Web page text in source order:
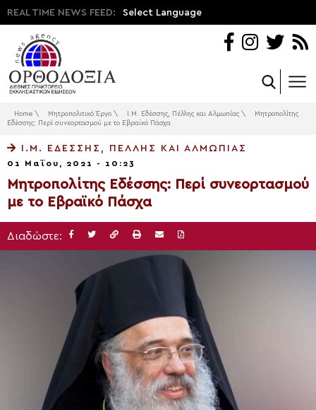
REAL TIME NEWS FEED: Select Language
Home \ Μητροπολιτικό Έργο \ Ι.Μ. Εδέσσης, Πέλλης και Αλμωπίας \
Μητροπολίτης
Εδέσσης: Περί συνεορτασμού με το Εβραϊκό Πάσχα
Ι.Μ. ΕΔΈΣΣΗΣ, ΠΈΛΛΗΣ ΚΑΙ ΑΛΜΩΠΊΑΣ
01 Μαΐου, 2021 - 10:23
Μητροπολίτης Εδέσσης: Περί συνεορτασμού
με το Εβραϊκό Πάσχα
Διαδώστε: